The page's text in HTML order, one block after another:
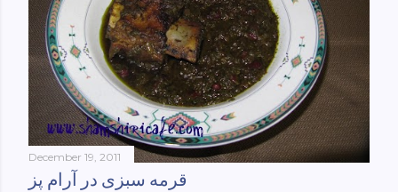
December 19, 2011
قرمه سبزی در آرام پز